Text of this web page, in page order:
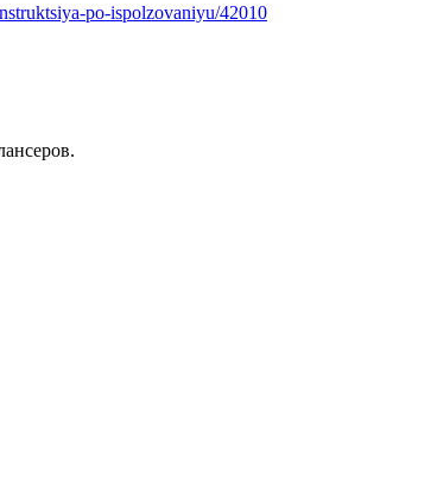
po-ispolzovaniyu/42010